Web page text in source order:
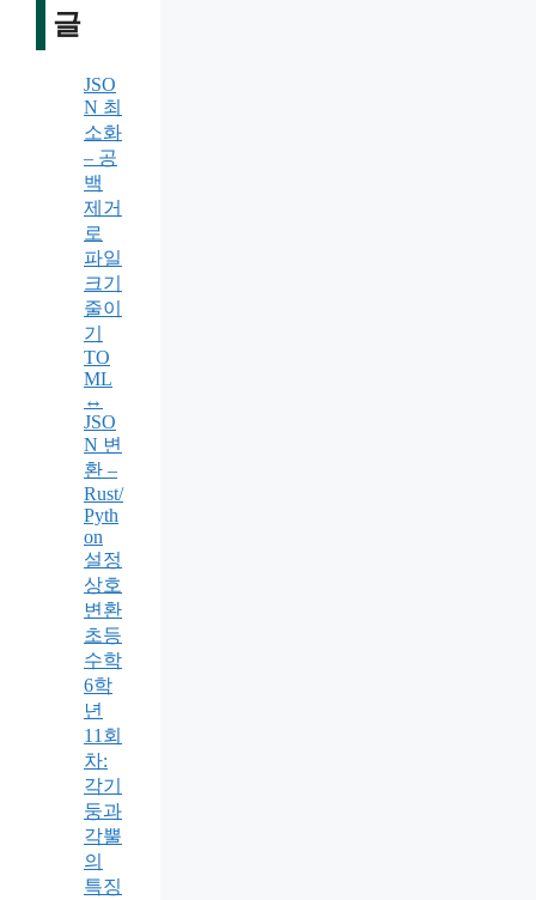
글
JSO
N 최
소화
– 공
백
제거
로
파일
크기
줄이
기
TO
ML
↔
JSO
N 변
환 –
Rust/
Pyth
on
설정
상호
변환
초등
수학
6학
년
11회
차:
각기
둥과
각뿔
의
특징